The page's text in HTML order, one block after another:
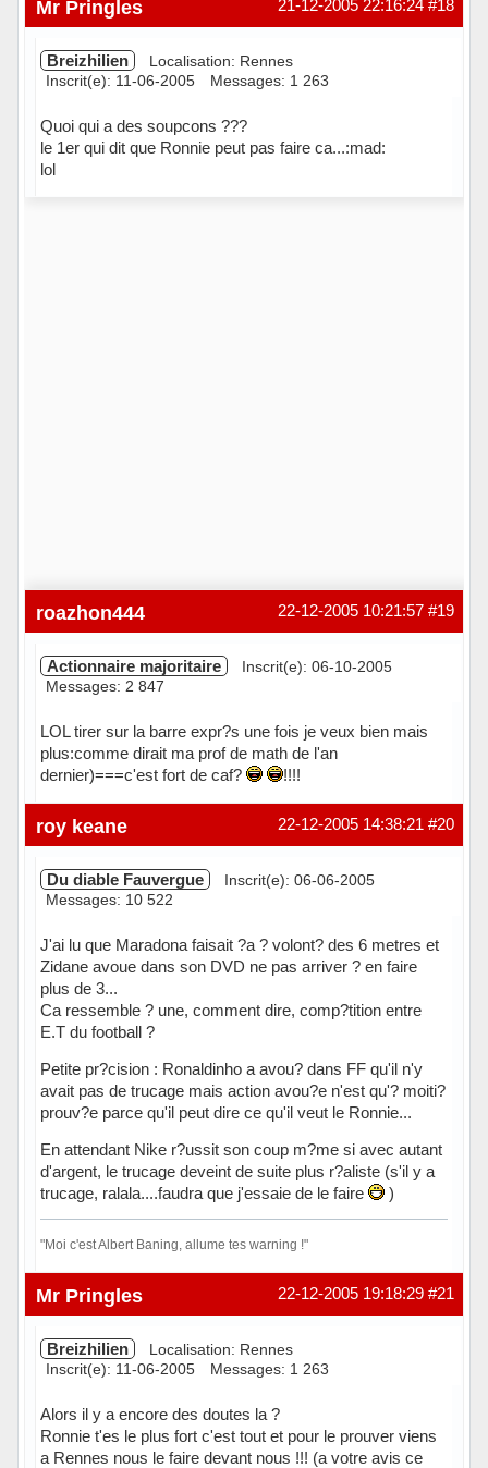
#18
21-12-2005 22:16:24
Mr Pringles
Breizhilien
Localisation: Rennes
Inscrit(e): 11-06-2005
Messages: 1 263
Quoi qui a des soupcons ???
le 1er qui dit que Ronnie peut pas faire ca...:mad:
lol
#19
22-12-2005 10:21:57
roazhon444
Actionnaire majoritaire
Inscrit(e): 06-10-2005
Messages: 2 847
LOL tirer sur la barre expr?s une fois je veux bien mais
plus:comme dirait ma prof de math de l'an
dernier)===c'est fort de caf?
!!!!
Hors ligne #20
22-12-2005 14:38:21
roy keane
Du diable Fauvergue
Inscrit(e): 06-06-2005
Messages: 10 522
J'ai lu que Maradona faisait ?a ? volont? des 6 metres et
Zidane avoue dans son DVD ne pas arriver ? en faire
plus de 3...
Ca ressemble ? une, comment dire, comp?tition entre
E.T du football ?
Petite pr?cision : Ronaldinho a avou? dans FF qu'il n'y
avait pas de trucage mais action avou?e n'est qu'? moiti?
prouv?e parce qu'il peut dire ce qu'il veut le Ronnie...
En attendant Nike r?ussit son coup m?me si avec autant
d'argent, le trucage deveint de suite plus r?aliste (s'il y a
trucage, ralala....faudra que j'essaie de le faire
)
"Moi c'est Albert Baning, allume tes warning !"
Hors ligne #21
22-12-2005 19:18:29
Mr Pringles
Breizhilien
Localisation: Rennes
Inscrit(e): 11-06-2005
Messages: 1 263
Alors il y a encore des doutes la ?
Ronnie t'es le plus fort c'est tout et pour le prouver viens
a Rennes nous le faire devant nous !!! (a votre avis ce